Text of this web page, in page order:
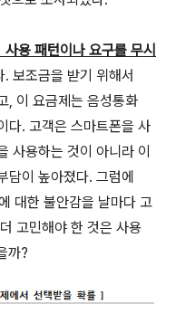
용 패턴이나 요구를 무시
. 보조금을 받기 위해서
, 이 요금제는 음성통화
다. 고객은 스마트폰을 사
사용하는 것이 아니라 이
담이 높아졌다. 그럼에
대한 불안감을 날마다 고
고민해야 한 것은 사용
까?